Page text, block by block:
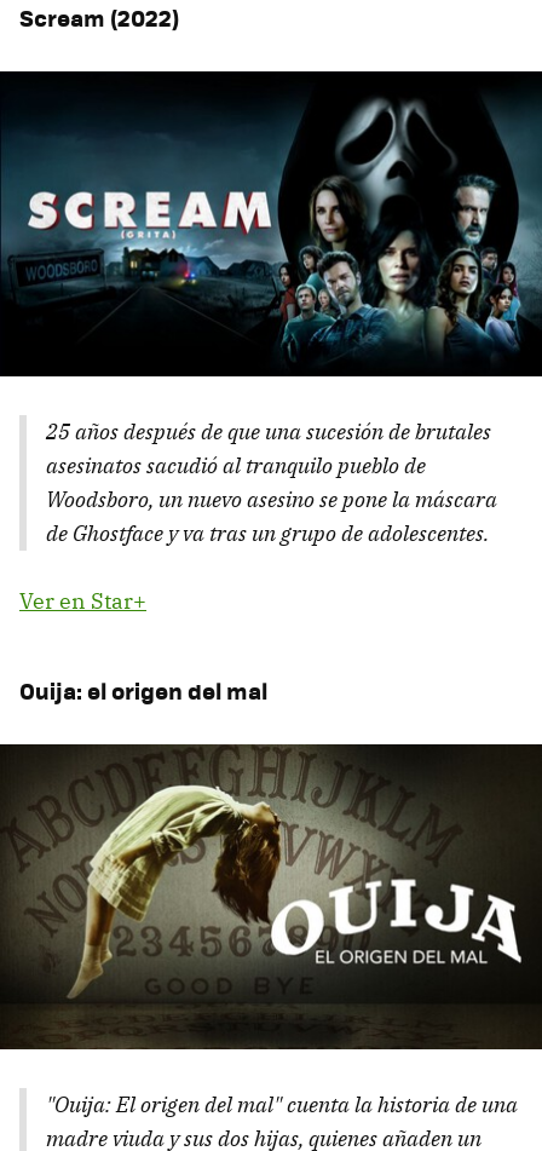
Scream (2022)
25 años después de que una sucesión de brutales
asesinatos sacudió al tranquilo pueblo de
Woodsboro, un nuevo asesino se pone la máscara
de Ghostface y va tras un grupo de adolescentes.
Ver en Star+
Ouija: el origen del mal
"Ouija: El origen del mal" cuenta la historia de una
madre viuda y sus dos hijas, quienes añaden un